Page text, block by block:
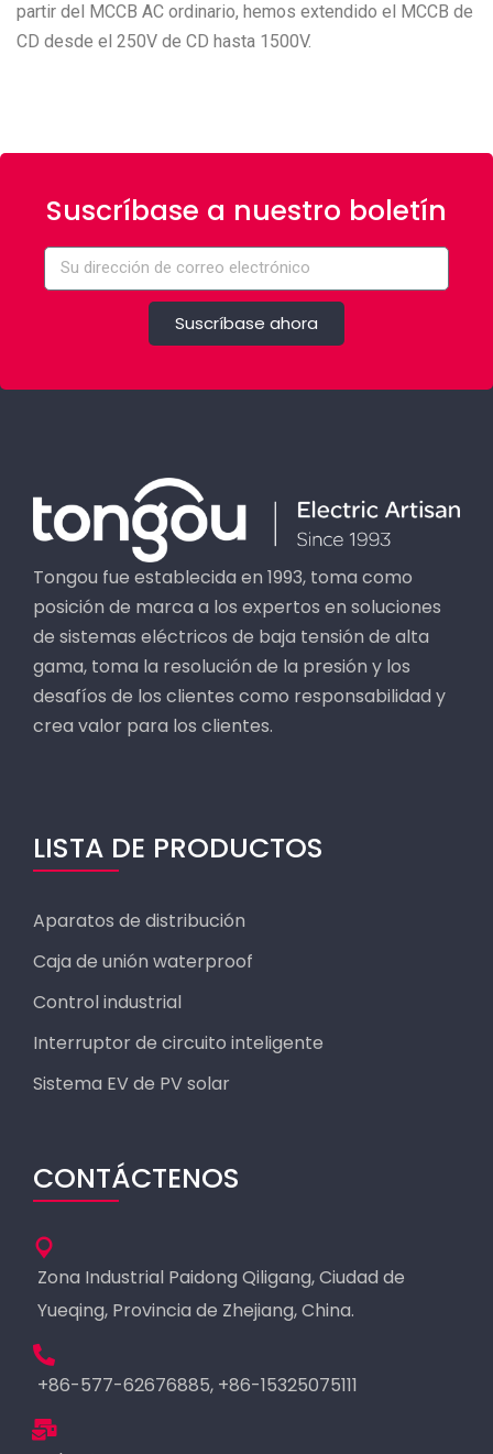
partir del MCCB AC ordinario, hemos extendido el MCCB de
CD desde el 250V de CD hasta 1500V.
Suscríbase a nuestro boletín
Suscríbase ahora
Tongou fue establecida en 1993, toma como
posición de marca a los expertos en soluciones
de sistemas eléctricos de baja tensión de alta
gama, toma la resolución de la presión y los
desafíos de los clientes como responsabilidad y
crea valor para los clientes.
LISTA DE PRODUCTOS
Aparatos de distribución
Caja de unión waterproof
Control industrial
Interruptor de circuito inteligente
Sistema EV de PV solar
CONTÁCTENOS
Zona Industrial Paidong Qiligang, Ciudad de
Yueqing, Provincia de Zhejiang, China.
+86-577-62676885, +86-15325075111